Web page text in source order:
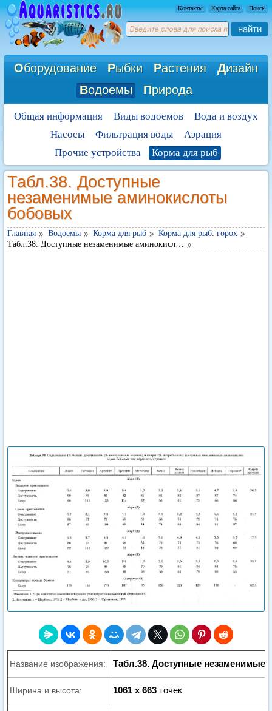
Контакты Карта сайта Поиск
найти
Оборудование Рыбки Растения Дизайн
Водоемы Природа
Общая информация Виды водоемов
Вода и воздух
Насосы
Фильтрация воды
Аэрация
Прочие устройства
Корма для рыб
Табл.38. Доступные
незаменимые аминокислоты
бобовых
Главная Водоемы Корма для рыб
Корма для рыб: горох
Табл.38. Доступные незаменимые аминокисл…
Название изображения: Табл.38. Доступные незаменимые
Ширина и высота: 1061 x 663 точек